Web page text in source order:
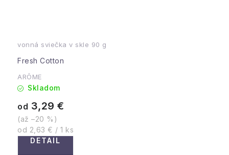
vonná sviečka v skle 90 g
Fresh Cotton
ARÔME
Skladom
od 3,29 €
(až –20 %)
Jednotková
cena:
od 2,63 € / 1 ks
DETAIL